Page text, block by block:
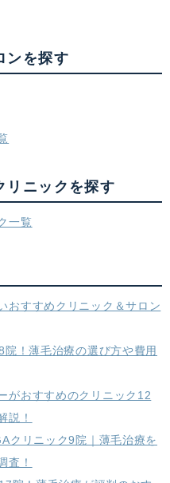
ンを探す
リニックを探す
一覧
おすすめクリニック＆サロン
！薄毛治療の選び方や費用
がおすすめのクリニック12
説！
クリニック9院｜薄毛治療を
査！